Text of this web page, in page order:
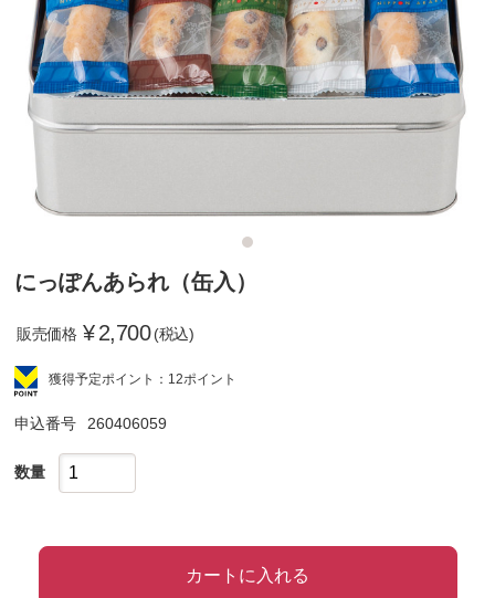
にっぽんあられ（缶入）
販売価格 ¥2,700 (税込)
獲得予定ポイント：12ポイント
申込番号 260406059
数量
カートに入れる